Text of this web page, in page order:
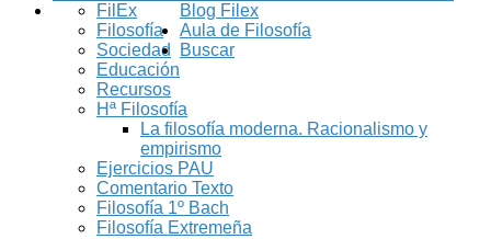
Blog Filex
FilEx
Filosofía
Sociedad
Educación
Recursos
Aula de Filosofía
Hª Filosofía
La filosofía moderna. Racionalismo y
empirismo
Ejercicios PAU
Comentario Texto
Filosofía 1º Bach
Filosofía Extremeña
Buscar